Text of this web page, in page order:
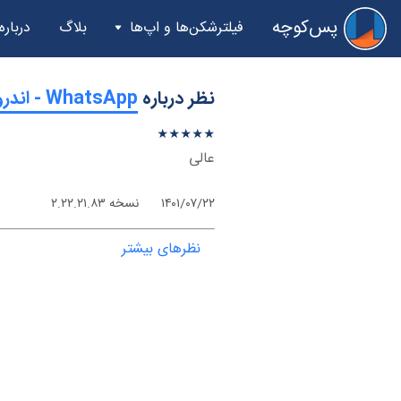
پس‌کوچه فیلترشکن‌ها و اپ‌ها بلاگ
نظر درباره ‫WhatsApp - اندروید
★★★★★
★
★
★
★
★
عالی
۱۴۰۱/۰۷/۲۲ نسخه ۲.۲۲.۲۱.۸۳
نظرهای بیشتر